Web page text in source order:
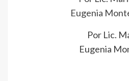
Por Lic.
Eugenia